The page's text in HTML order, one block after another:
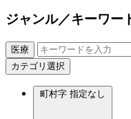
ジャンル／キーワー
医療
カテゴリ選択
町村字 指定なし